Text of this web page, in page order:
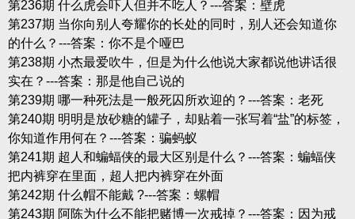
第236期 什么虎会吓人但并不吃人？---答案：壁虎
第237期 当你向别人夸耀你的长处的同时，别人还会知道你
的什么？---答案：你不是个哑巴
第238期 小杰最爱吹牛，但是为什么他说大家都说他讲话很
实在？---答案：那是他自己说的
第239期 哪一种死法是一般死囚所欢迎的？---答案：老死
第240期 明明是放砂糖的罐子，却贴着一张写着“盐”的标签，
你知道作用何在？---答案：骗蚂蚁
第241期 超人和蝙蝠侠的最大区别是什么？---答案：蝙蝠侠
把内裤穿在里面，超人把内裤穿在外面
第242期 什么帽不能戴 ?---答案：螺帽
第243期 阿陈为什么不能把赌博一次戒掉？---答案：因为戒